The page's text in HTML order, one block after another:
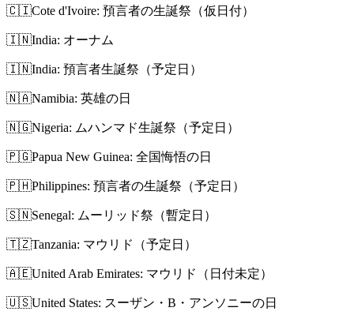
🇨🇮Cote d'Ivoire: 預言者の生誕祭（仮日付）
🇮🇳India: オーナム
🇮🇳India: 預言者生誕祭（予定日）
🇳🇦Namibia: 英雄の日
🇳🇬Nigeria: ムハンマド生誕祭（予定日）
🇵🇬Papua New Guinea: 全国悔悟の日
🇵🇭Philippines: 預言者の生誕祭（予定日）
🇸🇳Senegal: ムーリッド祭（暫定日）
🇹🇿Tanzania: マウリド（予定日）
🇦🇪United Arab Emirates: マウリド（日付未定）
🇺🇸United States: スーザン・B・アンソニーの日